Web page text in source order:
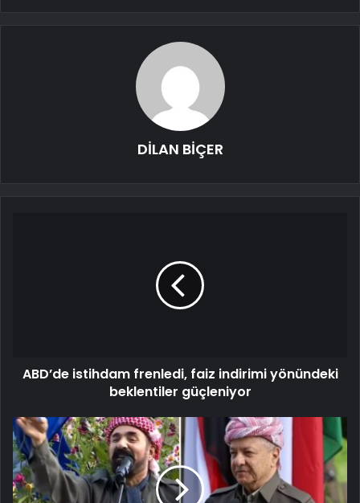
DİLAN BİÇER
ABD’de istihdam frenledi, faiz indirimi yönündeki
beklentiler güçleniyor